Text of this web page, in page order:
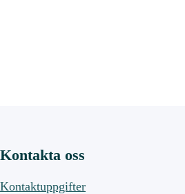
Kontakta oss
Kontaktuppgifter